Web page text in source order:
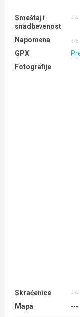
Smeštaj i
snadbevenost
---
Napomena
---
GPX
Fotografije
Skraćenice
---
Mapa
---